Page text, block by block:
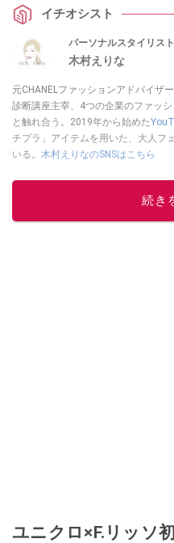
イチオシスト
パーソナルスタイリス
木村えりな
元CHANELファッションアドバイザ
診断講座主宰、4つの企業のファッ
と触れ合う。2019年から始めた
チプラ」アイテムを用いた、大人フ
いる。 木村えりなのSNSはこちら
こ
続き
ユニクロ×F.リッソ